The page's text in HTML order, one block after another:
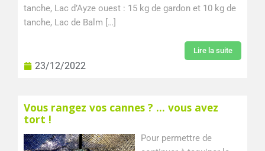
tanche, Lac d’Ayze ouest : 15 kg de gardon et 10 kg de
tanche, Lac de Balm […]
Lire la suite
23/12/2022
Vous rangez vos cannes ? … vous avez
tort !
Pour permettre de